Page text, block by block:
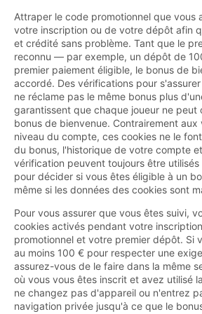
Attraper le code promotionnel que vous
votre inscription ou de votre dépôt afin
et crédité sans problème. Tant que le
reconnu — par exemple, un dépôt de
premier paiement éligible, le bonus de
accordé. Des vérifications pour
ne réclame pas le même bonus plus
garantissent que chaque joueur ne peut
bonus de bienvenue. Contrairement aux
niveau du compte, ces cookies ne le
du bonus, l'historique de votre compte
vérification peuvent toujours être utilisés
pour décider si vous êtes éligible à un
même si les données des cookies sont
Pour vous assurer que vous êtes suivi,
cookies activés pendant votre
promotionnel et votre premier dépôt. Si
au moins 100 € pour respecter une
assurez-vous de le faire dans la même
où vous vous êtes inscrit et avez utilisé
ne changez pas d'appareil ou n'entrez
navigation privée jusqu'à ce que le